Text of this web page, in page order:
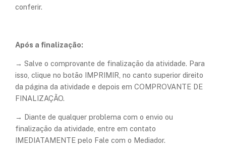
conferir.
Após a finalização:
→ Salve o comprovante de finalização da atividade. Para
isso, clique no botão IMPRIMIR, no canto superior direito
da página da atividade e depois em COMPROVANTE DE
FINALIZAÇÃO.
​→ Diante de qualquer problema com o envio ou
finalização da atividade, entre em contato
IMEDIATAMENTE pelo Fale com o Mediador.